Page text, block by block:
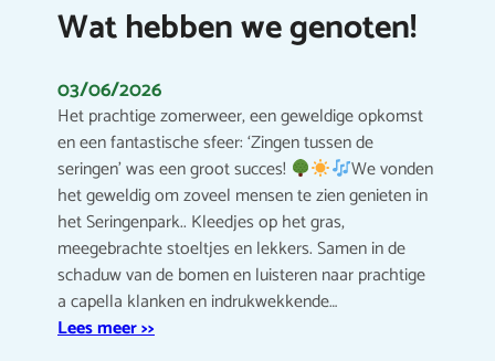
Wat hebben we genoten!
03/06/2026
Het prachtige zomerweer, een geweldige opkomst
en een fantastische sfeer: ‘Zingen tussen de
seringen’ was een groot succes!
We vonden
het geweldig om zoveel mensen te zien genieten in
het Seringenpark.. Kleedjes op het gras,
meegebrachte stoeltjes en lekkers. Samen in de
schaduw van de bomen en luisteren naar prachtige
a capella klanken en indrukwekkende…
Lees meer >>